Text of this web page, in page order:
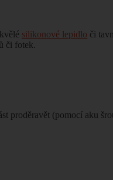
silikonové lepidlo či
či fotek.
proděravět (pomocí aku